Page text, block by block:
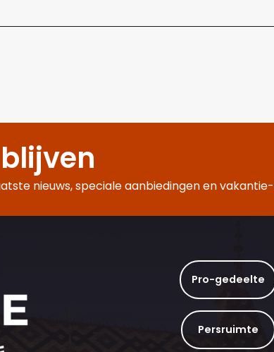
nieuws, speciale aanbiedingen en vakantie-
Pro-gedeelte
Persruimte